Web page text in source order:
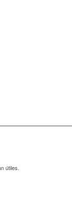
útiles.